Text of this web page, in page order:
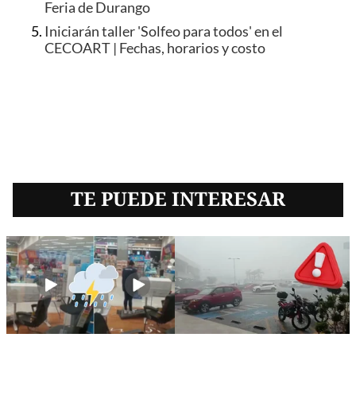
Feria de Durango
Iniciarán taller 'Solfeo para todos' en el
CECOART | Fechas, horarios y costo
TE PUEDE INTERESAR